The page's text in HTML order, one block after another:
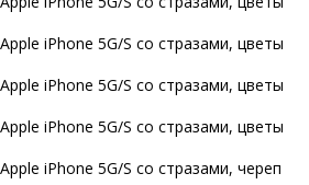
iPhone 5G/S со стразами, цветы
iPhone 5G/S со стразами, цветы
iPhone 5G/S со стразами, цветы
iPhone 5G/S со стразами, череп